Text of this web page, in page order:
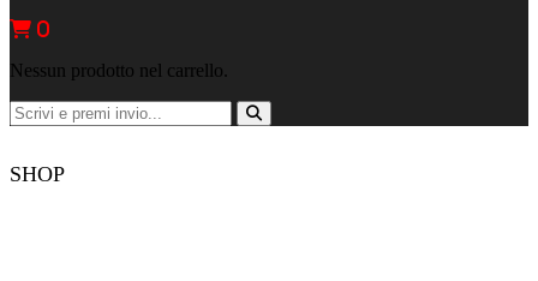
0
Nessun prodotto nel carrello.
SHOP